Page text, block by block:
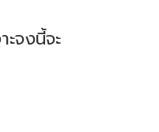
จงนี้จะ